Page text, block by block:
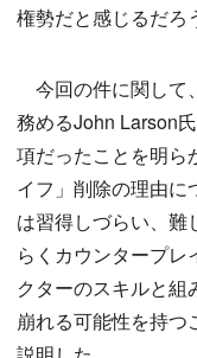
権勢だと感じるだろ
今回の件に関して
務めるJohn Larson
項だったことを明ら
イフ」削除の理由に
は習得しづらい、難
らくカウンタープレ
クターのスキルと
崩れる可能性を持